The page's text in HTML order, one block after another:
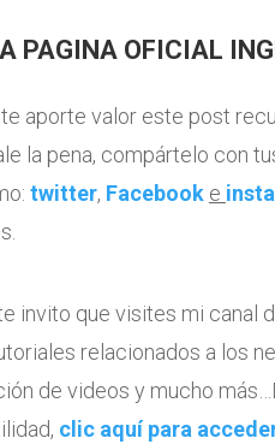
PAGINA OFICIAL
aporte valor este post
la pena, compártelo con
twitter, Facebook e
invito que visites mi canal
relacionados a los
de videos y mucho
clic aquí para